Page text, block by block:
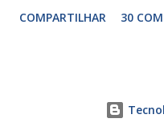
Enem 2019. O Exame
essas provas. As funções
COMPARTILHAR 30